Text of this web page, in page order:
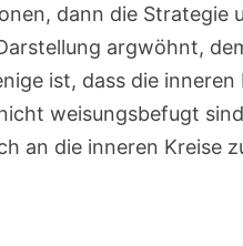
dann die Strategie
argwöhnt,
ist, dass die inneren
weisungsbefugt
an die inneren Kreise